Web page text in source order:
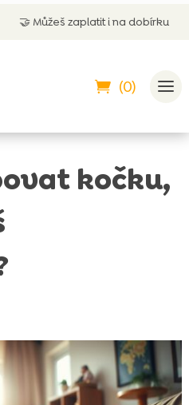
i na dobírku
(0)
kočku,